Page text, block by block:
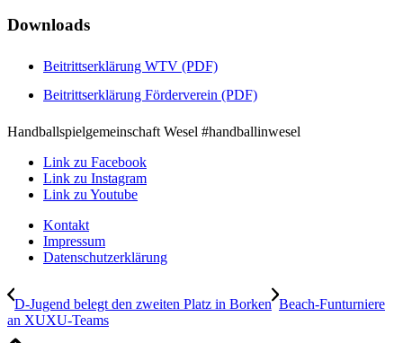
Downloads
Beitrittserklärung WTV (PDF)
Beitrittserklärung Förderverein (PDF)
Handballspielgemeinschaft Wesel #handballinwesel
Link zu Facebook
Link zu Instagram
Link zu Youtube
Kontakt
Impressum
Datenschutzerklärung
D-Jugend belegt den zweiten Platz in Borken Beach-Funturniere
an XUXU-Teams